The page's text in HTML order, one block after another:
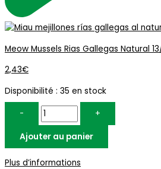
Meow Mussels Rias Gallegas Natural
2,43€
Disponibilité : 35 en stock
-
+
Ajouter au panier
Plus d’informations